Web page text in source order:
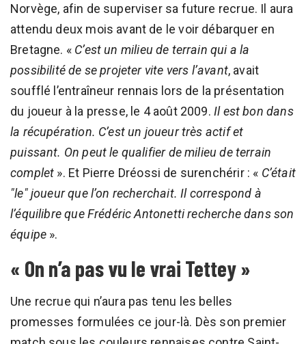
Norvège, afin de superviser sa future recrue. Il aura
attendu deux mois avant de le voir débarquer en
Bretagne. « C’est un milieu de terrain qui a la
possibilité de se projeter vite vers l’avant, avait
soufflé l’entraîneur rennais lors de la présentation
du joueur à la presse, le 4 août 2009.Il est bon dans
la récupération. C’est un joueur très actif et
puissant. On peut le qualifier de milieu de terrain
complet ». Et Pierre Dréossi de surenchérir : « C’était
"le" joueur que l’on recherchait. Il correspond à
l’équilibre que Frédéric Antonetti recherche dans son
équipe ».
« On n’a pas vu le vrai Tettey »
Une recrue qui n’aura pas tenu les belles
promesses formulées ce jour-là. Dès son premier